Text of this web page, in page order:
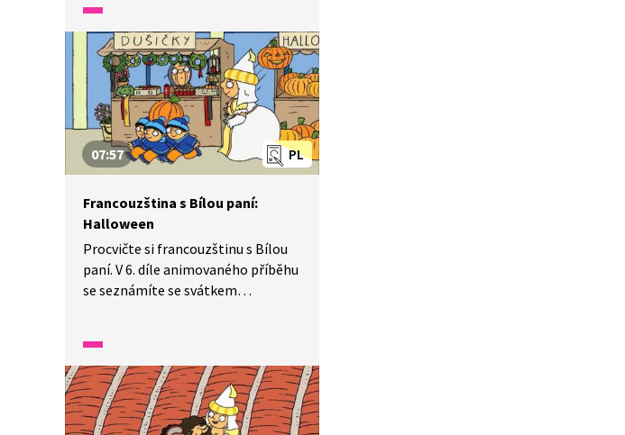
hlava.
PL
07:57
Francouzština s Bílou paní:
Halloween
Procvičte si francouzštinu s Bílou
paní. V 6. díle animovaného příběhu
se seznámíte se svátkem
jsou dobré vyřezávané dýně.